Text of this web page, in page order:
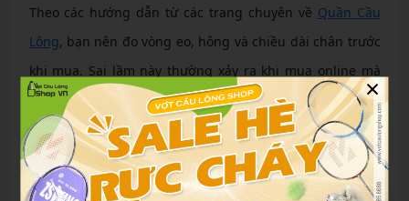
Theo các hướng dẫn từ các trang chuyên về Quần Cầu
Lông, bạn nên đo vòng eo, hông và chiều dài chân trước
khi mua. Sai lầm này thường xảy ra khi mua online mà
không kiểm tra bảng size chi tiết, dẫn đến quần không
vừa vặn.
×